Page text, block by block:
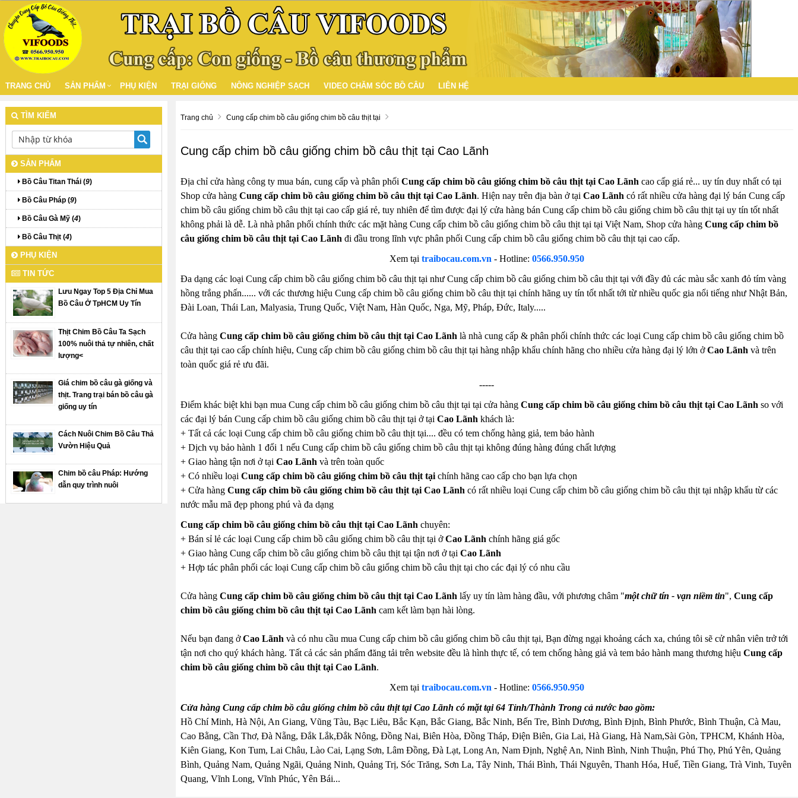
TRANG CHỦ SẢN PHẨM PHỤ KIỆN TRẠI GIỐNG NÔNG NGHIỆP SẠCH VIDEO CHĂM SÓC BỒ CÂU LIÊN HỆ
Trang chủ Cung cấp chim bồ câu giống chim bồ câu thịt tại
Cung cấp chim bồ câu giống chim bồ câu thịt tại Cao Lãnh
Địa chỉ cửa hàng công ty mua bán, cung cấp và phân phối Cung cấp chim bồ câu giống chim bồ câu thịt tại Cao Lãnh cao cấp giá rẻ... uy tín duy nhất có tại
Shop cửa hàng Cung cấp chim bồ câu giống chim bồ câu thịt tại Cao Lãnh. Hiện nay trên địa bàn ở tại Cao Lãnh có rất nhiều cửa hàng đại lý bán Cung cấp
chim bồ câu giống chim bồ câu thịt tại cao cấp giá rẻ, tuy nhiên để tìm được đại lý cửa hàng bán Cung cấp chim bồ câu giống chim bồ câu thịt tại uy tín tốt nhất
không phải là dễ. Là nhà phân phối chính thức các mặt hàng Cung cấp chim bồ câu giống chim bồ câu thịt tại tại Việt Nam, Shop cửa hàng Cung cấp chim bồ
câu giống chim bồ câu thịt tại Cao Lãnh đi đầu trong lĩnh vực phân phối Cung cấp chim bồ câu giống chim bồ câu thịt tại cao cấp.
Xem tại traibocau.com.vn - Hotline: 0566.950.950
Đa dạng các loại Cung cấp chim bồ câu giống chim bồ câu thịt tại như Cung cấp chim bồ câu giống chim bồ câu thịt tại với đầy đủ các màu sắc xanh đỏ tím vàng
hồng trắng phấn...... với các thương hiệu Cung cấp chim bồ câu giống chim bồ câu thịt tại chính hãng uy tín tốt nhất tới từ nhiều quốc gia nổi tiếng như Nhật Bản,
Đài Loan, Thái Lan, Malyasia, Trung Quốc, Việt Nam, Hàn Quốc, Nga, Mỹ, Pháp, Đức, Italy.....
Cửa hàng Cung cấp chim bồ câu giống chim bồ câu thịt tại Cao Lãnh là nhà cung cấp & phân phối chính thức các loại Cung cấp chim bồ câu giống chim bồ
câu thịt tại cao cấp chính hiệu, Cung cấp chim bồ câu giống chim bồ câu thịt tại hàng nhập khẩu chính hãng cho nhiều cửa hàng đại lý lớn ởCao Lãnh và trên
toàn quốc giá rẻ ưu đãi.
-----
Điểm khác biệt khi bạn mua Cung cấp chim bồ câu giống chim bồ câu thịt tại tại cửa hàng Cung cấp chim bồ câu giống chim bồ câu thịt tại Cao Lãnh so với
các đại lý bán Cung cấp chim bồ câu giống chim bồ câu thịt tại ở tại Cao Lãnh khách là:
+ Tất cả các loại Cung cấp chim bồ câu giống chim bồ câu thịt tại.... đều có tem chống hàng giả, tem bảo hành
+ Dịch vụ bảo hành 1 đổi 1 nếu Cung cấp chim bồ câu giống chim bồ câu thịt tại không đúng hàng đúng chất lượng
+ Giao hàng tận nơi ở tại Cao Lãnh và trên toàn quốc
+ Có nhiều loại Cung cấp chim bồ câu giống chim bồ câu thịt tạichính hãng cao cấp cho bạn lựa chọn
+ Cửa hàng Cung cấp chim bồ câu giống chim bồ câu thịt tại Cao Lãnh có rất nhiều loại Cung cấp chim bồ câu giống chim bồ câu thịt tại nhập khẩu từ các
nước mẫu mã đẹp phong phú và đa dạng
Cung cấp chim bồ câu giống chim bồ câu thịt tại Cao Lãnh chuyên:
+ Bán sỉ lẻ các loại Cung cấp chim bồ câu giống chim bồ câu thịt tại ởCao Lãnh chính hãng giá gốc
+ Giao hàng Cung cấp chim bồ câu giống chim bồ câu thịt tại tận nơi ở tại Cao Lãnh
+ Hợp tác phân phối các loại Cung cấp chim bồ câu giống chim bồ câu thịt tại cho các đại lý có nhu cầu
Cửa hàng Cung cấp chim bồ câu giống chim bồ câu thịt tại Cao Lãnh lấy uy tín làm hàng đầu, với phương châm "một chữ tín - vạn niềm tin", Cung cấp
chim bồ câu giống chim bồ câu thịt tại Cao Lãnh cam kết làm bạn hài lòng.
Nếu bạn đang ởCao Lãnh và có nhu cầu mua Cung cấp chim bồ câu giống chim bồ câu thịt tại, Bạn đừng ngại khoảng cách xa, chúng tôi sẽ cử nhân viên trở tới
tận nơi cho quý khách hàng. Tất cả các sản phẩm đăng tải trên website đều là hình thực tế, có tem chống hàng giả và tem bảo hành mang thương hiệu Cung cấp
chim bồ câu giống chim bồ câu thịt tại Cao Lãnh.
Xem tại traibocau.com.vn - Hotline: 0566.950.950
Cửa hàng Cung cấp chim bồ câu giống chim bồ câu thịt tại Cao Lãnh có mặt tại 64 Tỉnh/Thành Trong cả nước bao gồm:
Hồ Chí Minh, Hà Nội, An Giang, Vũng Tàu, Bạc Liêu, Bắc Kạn, Bắc Giang, Bắc Ninh, Bến Tre, Bình Dương, Bình Định, Bình Phước, Bình Thuận, Cà Mau,
Cao Bằng, Cần Thơ, Đà Nẵng, Đắk Lắk,Đắk Nông, Đồng Nai, Biên Hòa, Đồng Tháp, Điện Biên, Gia Lai, Hà Giang, Hà Nam,Sài Gòn, TPHCM, Khánh Hòa,
Kiên Giang, Kon Tum, Lai Châu, Lào Cai, Lạng Sơn, Lâm Đồng, Đà Lạt, Long An, Nam Định, Nghệ An, Ninh Bình, Ninh Thuận, Phú Thọ, Phú Yên, Quảng
Bình, Quảng Nam, Quảng Ngãi, Quảng Ninh, Quảng Trị, Sóc Trăng, Sơn La, Tây Ninh, Thái Bình, Thái Nguyên, Thanh Hóa, Huế, Tiền Giang, Trà Vinh, Tuyên
Quang, Vĩnh Long, Vĩnh Phúc, Yên Bái...
TÌM KIẾM
SẢN PHẨM
Bồ Câu Titan Thái (9)
Bồ Câu Pháp (9)
Bồ Câu Gà Mỹ (4)
Bồ Câu Thịt (4)
PHỤ KIỆN
TIN TỨC
Lưu Ngay Top 5 Địa Chỉ Mua
Bồ Câu Ở TpHCM Uy Tín
Thịt Chim Bồ Câu Ta Sạch
100% nuôi thả tự nhiên, chất
lượng<
Giá chim bồ câu gà giống và
thịt. Trang trại bán bồ câu gà
giống uy tín
Cách Nuôi Chim Bồ Câu Thả
Vườn Hiệu Quả
Chim bồ câu Pháp: Hướng
dẫn quy trình nuôi